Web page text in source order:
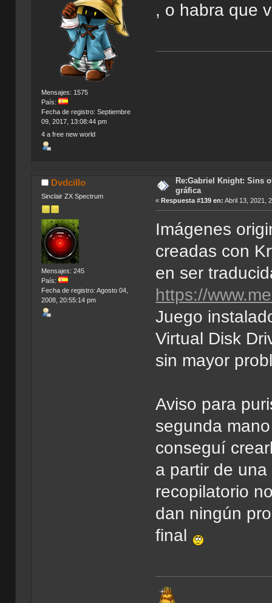
Mensajes: 1575
País:
Fecha de registro: Septiembre
09, 2017, 13:08:44 pm
4 a free new world
, o habra que
Dvdcillo
Sinclair ZX Spectrum
Mensajes: 245
País:
Fecha de registro: Agosto 04,
2008, 20:55:14 pm
Re:Gabriel Knight: Sins
gráfica
«Respuesta #139 en: Abril 13, 2021,
Imágenes
creadas con
en ser
https://
Juego
Virtual Disk
sin mayor
Aviso para
segunda
conseguí
a partir de
recopilatorio
dan ningún
final